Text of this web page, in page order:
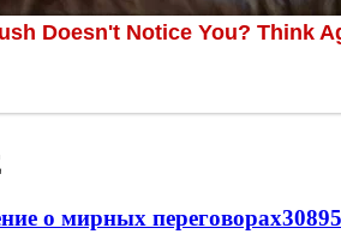
о мирных переговорах30895